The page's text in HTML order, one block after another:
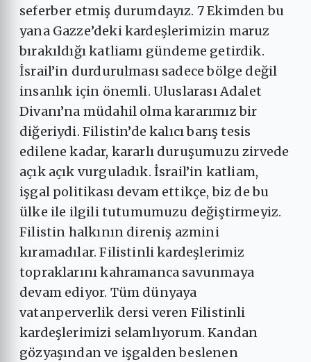
seferber etmiş durumdayız. 7 Ekimden bu
yana Gazze’deki kardeşlerimizin maruz
bırakıldığı katliamı gündeme getirdik.
İsrail’in durdurulması sadece bölge değil
insanlık için önemli. Uluslarası Adalet
Divanı’na müdahil olma kararımız bir
diğeriydi. Filistin’de kalıcı barış tesis
edilene kadar, kararlı duruşumuzu zirvede
açık açık vurguladık. İsrail’in katliam,
işgal politikası devam ettikçe, biz de bu
ülke ile ilgili tutumumuzu değiştirmeyiz.
Filistin halkının direniş azmini
kıramadılar. Filistinli kardeşlerimiz
topraklarını kahramanca savunmaya
devam ediyor. Tüm dünyaya
vatanperverlik dersi veren Filistinli
kardeşlerimizi selamlıyorum. Kandan
gözyaşından ve işgalden beslenen